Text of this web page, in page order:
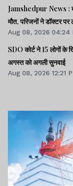
Jamshedpur News :
मौत, परिजनों ने डॉक्टर पर
Aug 08, 2026 04:24
SDO कोर्ट ने 15 लोगों के
अगस्त को अगली सुनवाई
Aug 08, 2026 12:21